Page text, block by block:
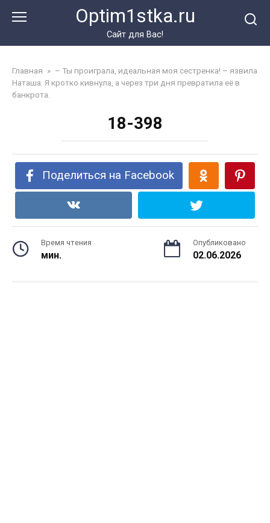
Optim1stka.ru
Сайт для Вас!
Главная » – Ты проиграла, идеальная моя сестренка! – язвила
Наташа. Я кротко кивнула, а через три дня превратила её в
банкрота.
18-398
Поделиться на Facebook
Время чтения
мин.
Опубликовано
02.06.2026